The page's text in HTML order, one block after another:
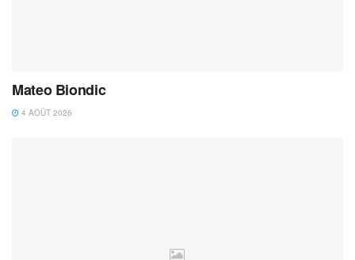
Mateo Biondic
4 AOÛT 2026